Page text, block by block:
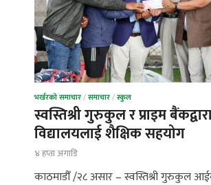
भर्खरको समाचार/समाचार/स्कुल
स्वस्तिश्री गुरुकुल र प्राइम
विद्यालयलाई शैक्षिक सहयोग
४ हप्ता अगाडि
काठमाडौँ /२८ असार – स्वस्तिश्री गुरुकुल